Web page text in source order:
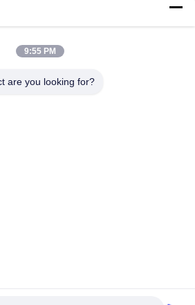
ZHEJIANG EVERGEAR DRIVE CO.,LTD
9:55 PM
are you looking for?